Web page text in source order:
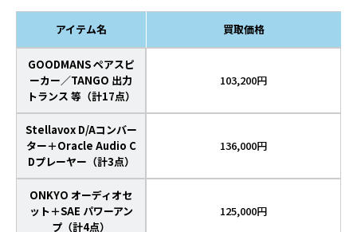
アイテム名 買取価格
GOODMANS ペアスピ
ーカー／TANGO 出力
トランス 等（計17点）
103,200円
Stellavox D/Aコンバー
ター＋Oracle Audio C
Dプレーヤー（計3点）
136,000円
ONKYO オーディオセ
ット＋SAE パワーアン
プ（計4点）
125,000円